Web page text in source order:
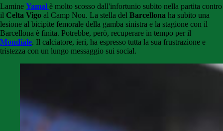
Lamine Yamal è molto scosso dall'infortunio subito nella partita contro
il Celta Vigo al Camp Nou. La stella del Barcellona ha subito una
lesione al bicipite femorale della gamba sinistra e la stagione con il
Barcellona è finita. Potrebbe, però, recuperare in tempo per il
Mondiale. Il calciatore, ieri, ha espresso tutta la sua frustrazione e
tristezza con un lungo messaggio sui social.